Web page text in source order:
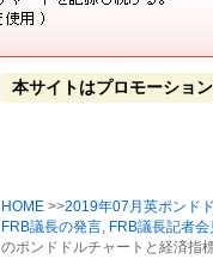
本サイトはプロモーショ
HOME >>2019年07月英ポンド
FRB議長の発言, FRB議長記者会
のポンドドルチャートと経済指